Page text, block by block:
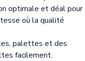
optimale et déal pour
où la qualité
palettes et des
facilement.